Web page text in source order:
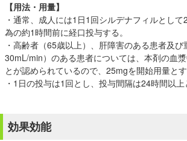
【用法・用量】
・通常、成人には1日1回シルデナフィルとし
為の約1時間前に経口投与する。
・高齢者（65歳以上）、肝障害のある患者及
30mL/min）のある患者については、本剤の血
とが認められているので、25mgを開始用量とす
・1日の投与は1回とし、投与間隔は24時間以上
効果効能